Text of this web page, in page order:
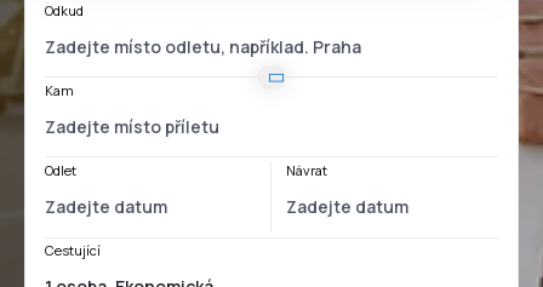
Odkud
Kam
Odlet Návrat
Cestující